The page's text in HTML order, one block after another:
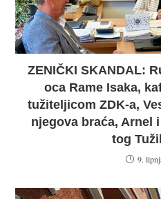
ZENIČKI SKANDAL:
oca Rame Isaka,
tužiteljicom ZDK-a,
njegova braća, Arnel
tog
9.